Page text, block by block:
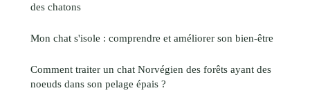
des chatons
Mon chat s'isole : comprendre et améliorer son bien-être
Comment traiter un chat Norvégien des forêts ayant des
noeuds dans son pelage épais ?